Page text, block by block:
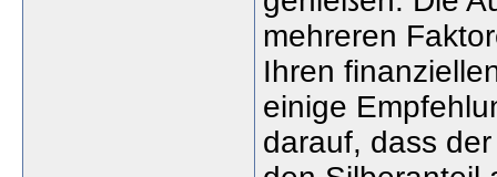
mehreren
Ihren
einige
darauf, dass